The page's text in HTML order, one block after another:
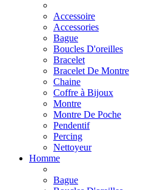
Accessoire
Accessories
Bague
Boucles D'oreilles
Bracelet
Bracelet De Montre
Chaine
Coffre à Bijoux
Montre
Montre De Poche
Pendentif
Percing
Nettoyeur
Homme
Bague